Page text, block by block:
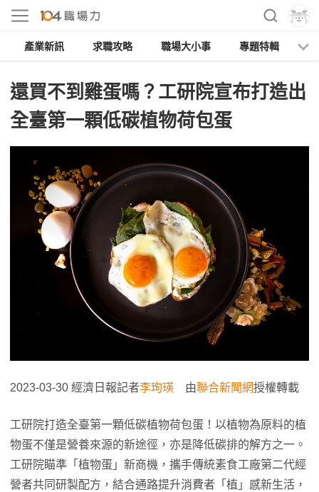
產業新訊 求職攻略 職場大小事 專題特輯
還買不到雞蛋嗎？工研院宣布打造出
全臺第一顆低碳植物荷包蛋
2023-03-30 經濟日報記者李珣瑛 由聯合新聞網授權轉載
工研院打造全臺第一顆低碳植物荷包蛋！以植物為原料的植
物蛋不僅是營養來源的新途徑，亦是降低碳排的解方之一。
工研院瞄準「植物蛋」新商機，攜手傳統素食工廠第二代經
營者共同研製配方，結合通路提升消費者「植」感新生活，